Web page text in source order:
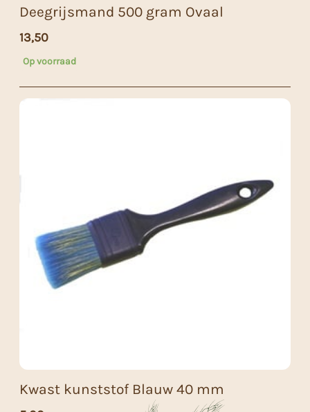
Deegrijsmand 500 gram Ovaal
13,50
Op voorraad
Kwast kunststof Blauw 40 mm